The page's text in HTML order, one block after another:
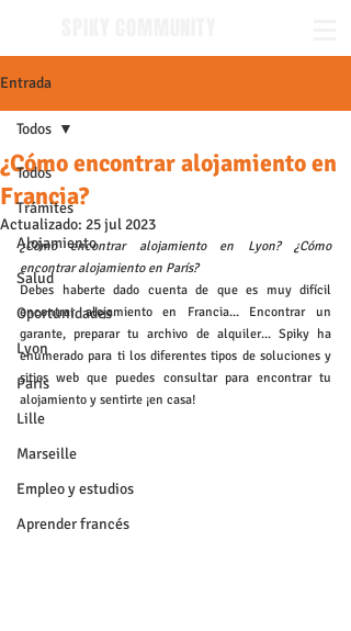
Entrada
Todos
Trámites
Alojamiento
Salud
Oportunidades
Lyon
Paris
Lille
Marseille
Empleo y estudios
Aprender francés
Todos
¿Cómo encontrar alojamiento en
Francia?
Actualizado: 25 jul 2023
¿Cómo encontrar alojamiento en Lyon? ¿Cómo
encontrar alojamiento en París?
Debes haberte dado cuenta de que es muy difícil
encontrar alojamiento en Francia... Encontrar un
garante, preparar tu archivo de alquiler... Spiky ha
enumerado para ti los diferentes tipos de soluciones y
sitios web que puedes consultar para encontrar tu
alojamiento y sentirte ¡en casa!